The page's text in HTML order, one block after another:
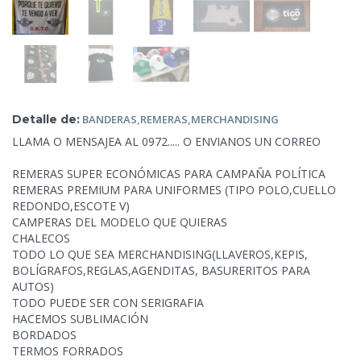
Detalle de: BANDERAS,REMERAS,MERCHANDISING
LLAMA O MENSAJEA AL 0972..... O ENVIANOS UN CORREO
REMERAS SUPER ECONÓMICAS PARA CAMPAÑA POLÍTICA
REMERAS PREMIUM PARA UNIFORMES (TIPO POLO,CUELLO
REDONDO,ESCOTE V)
CAMPERAS DEL MODELO QUE QUIERAS
CHALECOS
TODO LO QUE SEA MERCHANDISING(LLAVEROS,KEPIS,
BOLÍGRAFOS,REGLAS,AGENDITAS, BASURERITOS PARA
AUTOS)
TODO PUEDE SER CON SERIGRAFIA
HACEMOS SUBLIMACIÓN
BORDADOS
TERMOS FORRADOS